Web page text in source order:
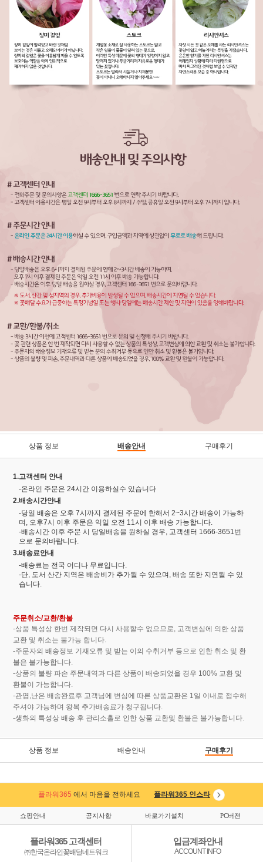
상품 정보 배송안내 구매후기
1.고객센터 안내
-온라인 주문은 24시간 이용하실수 있습니다
2.배송시간안내
-당일 배송은 오후 7시까지 결제된 주문에 한해서 2~3시간 배송이 가능하
며, 오후7시 이후 주문은 익일 오전 11시 이후 배송 가능합니다.
-배송시간 이후 주문 시 당일배송을 원하실 경우, 고객센터 1666-3651번
으로 문의바랍니다.
3.배송료안내
-배송료는 전국 어디나 무료입니다.
-단, 도서 산간 지역은 배송비가 추가될 수 있으며, 배송 또한 지연될 수 있
습니다.
주문취소/교환/환불
-상품 특성상 한번 제작되면 다시 사용할수 없으므로, 고객변심에 의한 상품
교환 및 취소는 불가능 합니다.
-주문자의 배송정보 기재오류 및 받는 이의 수취거부 등으로 인한 취소 및 환
불은 불가능합니다.
-상품의 불량 파손 주문내역과 다른 상품이 배송되었을 경우 100% 교환 및
환불이 가능합니다.
-관엽,난은 배송완료후 고객님에 변심에 따른 상품교환은 1일 이내로 접수해
주셔야 가능하며 왕복 추가배송료가 청구됩니다.
-생화의 특성상 배송 후 관리소홀로 인한 상품 교환및 환불은 불가능합니다.
상품 정보 배송안내 구매후기
플라워365 에서 마음을 전하세요 플라워365 인스타
쇼핑안내 공지사항 바로가기설치 PC버전
플라워365 고객센터
㈜한국온라인꽃배달네트워크
입금계좌안내
ACCOUNT INFO